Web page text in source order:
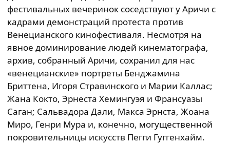
фестивальных вечеринок соседствуют у Аричи с
кадрами демонстраций протеста против
Венецианского кинофестиваля. Несмотря на
явное доминирование людей кинематографа,
архив, собранный Аричи, сохранил для нас
«венецианские» портреты Бенджамина
Бриттена, Игоря Стравинского и Марии Каллас;
Жана Кокто, Эрнеста Хемингуэя и Франсуазы
Саган; Сальвадора Дали, Макса Эрнста, Жоана
Миро, Генри Мура и, конечно, могущественной
покровительницы искусств Пегги Гуггенхайм.